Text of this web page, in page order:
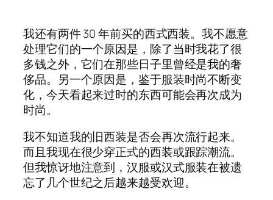
我还有两件 30 年前买的西式西装。我不愿意
处理它们的一个原因是，除了当时我花了很
多钱之外，它们在那些日子里曾经是我的奢
侈品。另一个原因是，鉴于服装时尚不断变
化，今天看起来过时的东西可能会再次成为
时尚。
我不知道我的旧西装是否会再次流行起来。
而且我现在很少穿正式的西装或跟踪潮流。
但我惊讶地注意到，汉服或汉式服装在被遗
忘了几个世纪之后越来越受欢迎。